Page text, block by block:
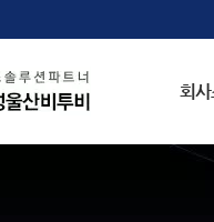
회